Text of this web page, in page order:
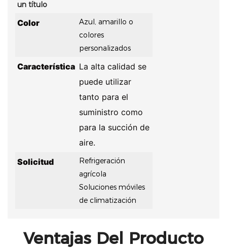
un título
Color
Azul, amarillo o
colores
personalizados
Característica La alta calidad se
puede utilizar
tanto para el
suministro como
para la succión de
aire.
Solicitud
Refrigeración
agrícola
Soluciones móviles
de climatización
Ventajas Del Producto